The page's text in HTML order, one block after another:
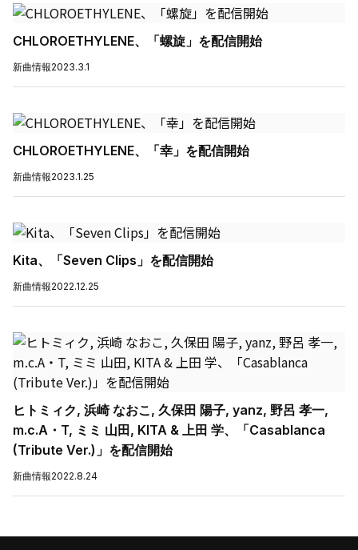
CHLOROETHYLENE、「螺旋」を配信開始
新曲情報2023.3.1
CHLOROETHYLENE、「幸」を配信開始
新曲情報2023.1.25
Kita、「Seven Clips」を配信開始
新曲情報2022.12.25
ヒトミィク, 浜崎 なおこ, 久保田 陽子, yanz, 野呂 孝一,
m.c.A・T, ミミ 山田, KITA & 上田 学、「Casablanca
(Tribute Ver.)」を配信開始
新曲情報2022.8.24